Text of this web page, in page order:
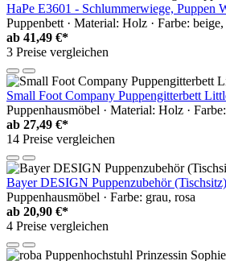
HaPe E3601 - Schlummerwiege, Puppen
Puppenbett · Material: Holz · Farbe:
ab 41,49 €*
3 Preise vergleichen
Small Foot Company Puppengitterbett
Puppenhausmöbel · Material: Holz ·
ab 27,49 €*
14 Preise vergleichen
Bayer DESIGN Puppenzubehör (Tischsitz)
Puppenhausmöbel · Farbe: grau, rosa
ab 20,90 €*
4 Preise vergleichen